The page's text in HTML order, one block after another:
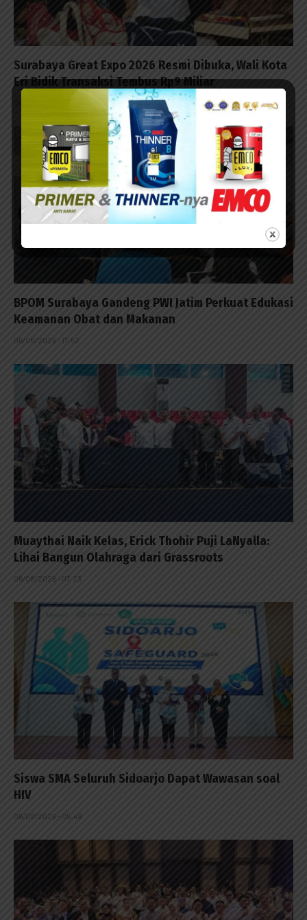
Surabaya Great Expo 2026 Resmi Dibuka, Wali Kota
Eri Bidik Transaksi Tembus Rp9 Miliar
BPOM Surabaya Gandeng PWI Jatim Perkuat Edukasi
Keamanan Obat dan Makanan
06/08/2026 - 17:52
Muaythai Naik Kelas, Erick Thohir Puji LaNyalla:
Lihai Bangun Olahraga dari Grassroots
06/08/2026 - 07:23
Siswa SMA Seluruh Sidoarjo Dapat Wawasan soal
HIV
06/08/2026 - 05:49